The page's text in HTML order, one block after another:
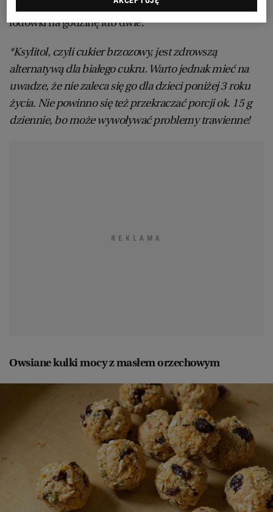
4. Kulki obtocz w wiórkach kokosowych i schowaj do
lodówki na godzinę lub dwie.
*Ksylitol, czyli cukier brzozowy, jest zdrowszą
alternatywą dla białego cukru. Warto jednak mieć na
uwadze, że nie zaleca się go dla dzieci poniżej 3 roku
życia. Nie powinno się też przekraczać porcji ok. 15 g
dziennie, bo może wywoływać problemy trawienne!
Owsiane kulki mocy z masłem orzechowym